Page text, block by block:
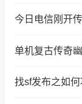
今日电信刚开
单机复古传奇
找sf发布之如